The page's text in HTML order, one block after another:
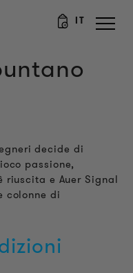
IT
decide di
passione,
riuscita e Auer Signal
colonne di